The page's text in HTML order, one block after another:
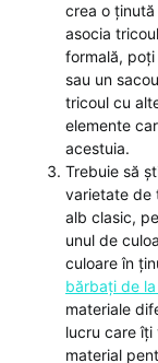
crea o
asocia
formală,
sau un
tricoul cu
elemente
acestuia.
Trebuie să
varietate de
alb clasic,
unul de
culoare în
bărbați de
materiale
lucru care
material